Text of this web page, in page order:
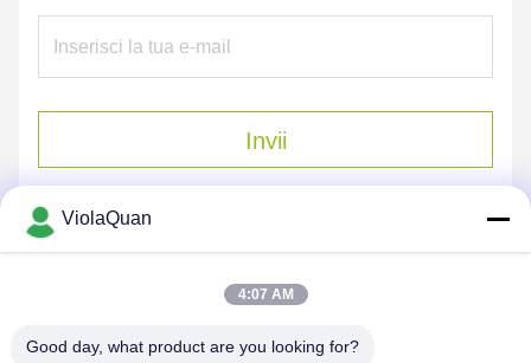
Invii
ViolaQuan
4:07 AM
Good day, what product are you looking for?